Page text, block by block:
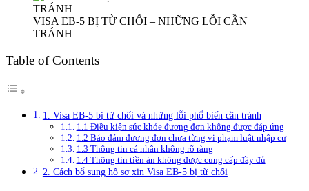
VISA EB-5 BỊ TỪ CHỐI – NHỮNG LỖI CẦN
TRÁNH
Table of Contents
1. Visa EB-5 bị từ chối và những lỗi phổ biến cần tránh
1.1 Điều kiện sức khỏe đương đơn không được đáp ứng
1.2 Bảo đảm đương đơn chưa từng vi phạm luật nhập cư
1.3 Thông tin cá nhân không rõ ràng
1.4 Thông tin tiền án không được cung cấp đầy đủ
2. Cách bổ sung hồ sơ xin Visa EB-5 bị từ chối